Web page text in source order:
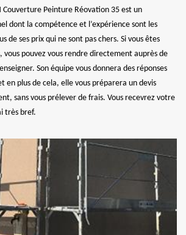
Couverture Peinture Réovation 35 est un
dont la compétence et l’expérience sont les
de ses prix qui ne sont pas chers. Si vous êtes
vous pouvez vous rendre directement auprès de
Son équipe vous donnera des réponses
en plus de cela, elle vous préparera un devis
sans vous prélever de frais. Vous recevrez votre
très bref.